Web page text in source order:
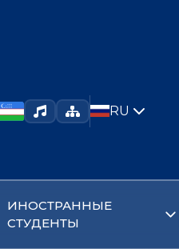
RU
ИНОСТРАННЫЕ
СТУДЕНТЫ